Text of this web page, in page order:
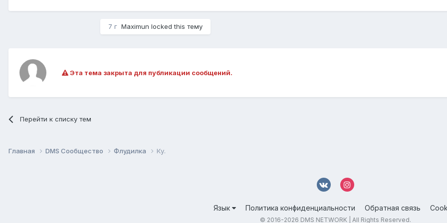
7 г Maximun locked this тему
Эта тема закрыта для публикации сообщений.
Перейти к списку тем
Главная DMS Сообщество Флудилка Ку.
Язык Политика конфиденциальности Обратная связь
© 2016-2026 DMS NETWORK | All Rights Reserved.